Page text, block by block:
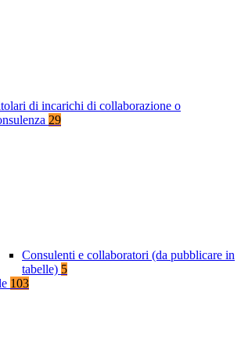
di incarichi di collaborazione o
29
Consulenti e collaboratori (da pubblicare in
tabelle) 5
103